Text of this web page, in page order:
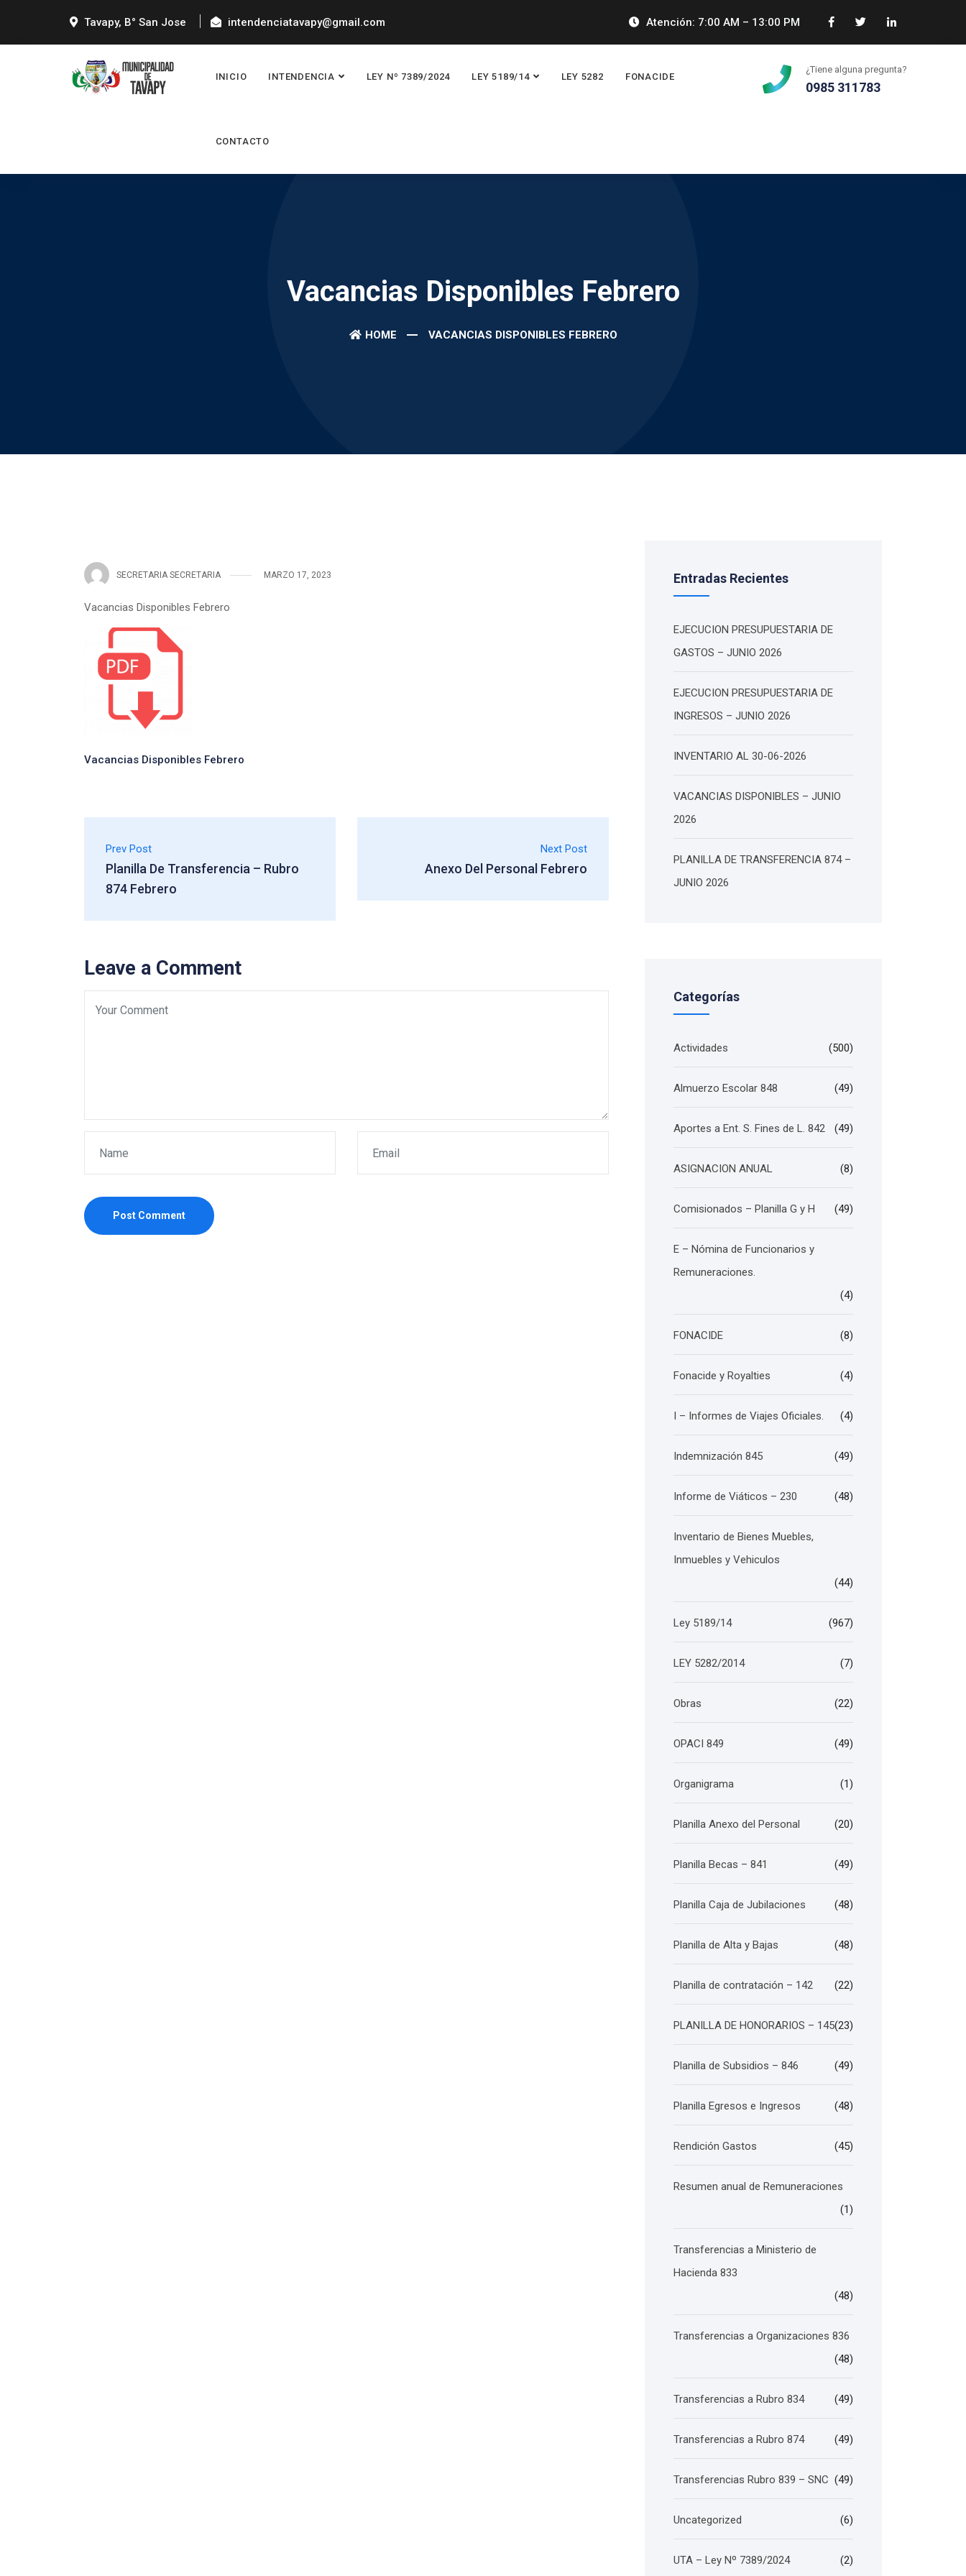
Tavapy, B° San Jose intendenciatavapy@gmail.com Atención: 7:00 AM – 13:00 PM
¿Tiene alguna pregunta?
0985 311783
INICIO INTENDENCIA LEY Nº 7389/2024 LEY 5189/14 LEY 5282 FONACIDE
CONTACTO
Vacancias Disponibles Febrero
HOME VACANCIAS DISPONIBLES FEBRERO
SECRETARIA SECRETARIA MARZO 17, 2023
Vacancias Disponibles Febrero
Vacancias Disponibles Febrero
Prev Post
Planilla De Transferencia – Rubro
874 Febrero
Next Post
Anexo Del Personal Febrero
Leave a Comment
Post Comment
Entradas Recientes
EJECUCION PRESUPUESTARIA DE
GASTOS – JUNIO 2026
EJECUCION PRESUPUESTARIA DE
INGRESOS – JUNIO 2026
INVENTARIO AL 30-06-2026
VACANCIAS DISPONIBLES – JUNIO
2026
PLANILLA DE TRANSFERENCIA 874 –
JUNIO 2026
Categorías
Actividades (500)
Almuerzo Escolar 848 (49)
Aportes a Ent. S. Fines de L. 842 (49)
ASIGNACION ANUAL (8)
Comisionados – Planilla G y H (49)
E – Nómina de Funcionarios y
Remuneraciones.
(4)
FONACIDE (8)
Fonacide y Royalties (4)
I – Informes de Viajes Oficiales. (4)
Indemnización 845 (49)
Informe de Viáticos – 230 (48)
Inventario de Bienes Muebles,
Inmuebles y Vehiculos
(44)
Ley 5189/14 (967)
LEY 5282/2014 (7)
Obras (22)
OPACI 849 (49)
Organigrama (1)
Planilla Anexo del Personal (20)
Planilla Becas – 841 (49)
Planilla Caja de Jubilaciones (48)
Planilla de Alta y Bajas (48)
Planilla de contratación – 142 (22)
PLANILLA DE HONORARIOS – 145(23)
Planilla de Subsidios – 846 (49)
Planilla Egresos e Ingresos (48)
Rendición Gastos (45)
Resumen anual de Remuneraciones
(1)
Transferencias a Ministerio de
Hacienda 833
(48)
Transferencias a Organizaciones 836
(48)
Transferencias a Rubro 834 (49)
Transferencias a Rubro 874 (49)
Transferencias Rubro 839 – SNC (49)
Uncategorized (6)
UTA – Ley Nº 7389/2024 (2)